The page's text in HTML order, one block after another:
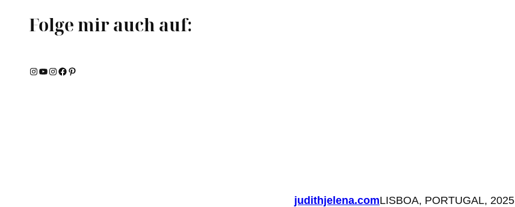
Folge mir auch auf:
Instagram YouTube Instagram Facebook Pinterest
judithjelena.comLISBOA, PORTUGAL, 2025